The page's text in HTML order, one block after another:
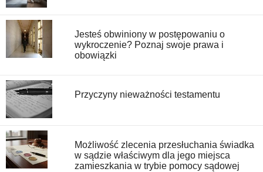
Jesteś obwiniony w postępowaniu o
wykroczenie? Poznaj swoje prawa i
obowiązki
Przyczyny nieważności testamentu
Możliwość zlecenia przesłuchania świadka
w sądzie właściwym dla jego miejsca
zamieszkania w trybie pomocy sądowej